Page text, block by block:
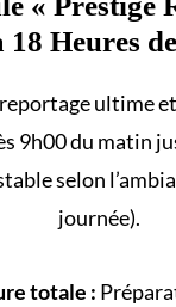
18 Heures
ultime
9h00 du matin
selon
journée).
totale :